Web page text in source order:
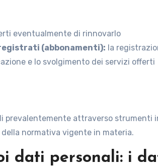
eventualmente di rinnovarlo
(abbonamenti): la
e lo svolgimento dei servizi offerti
attraverso
normativa vigente in materia.
dati personali: i